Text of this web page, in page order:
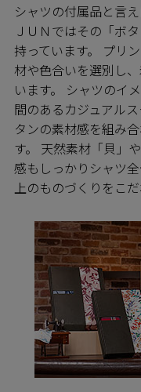
シャツの付属品と言
ＪＵＮではその「ボ
持っています。 プリ
材や色合いを選別し
います。 シャツのイ
間のあるカジュアル
タンの素材感を組み
す。 天然素材「貝」
感もしっかりシャツ
上のものづくりをこだ